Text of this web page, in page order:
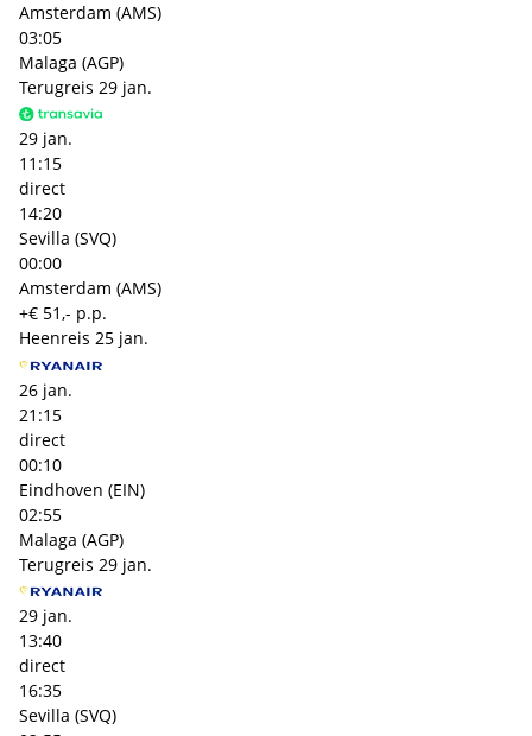
Amsterdam (AMS)
03:05
Malaga (AGP)
Terugreis 29 jan.
29 jan.
11:15
direct
14:20
Sevilla (SVQ)
00:00
Amsterdam (AMS)
+€ 51,- p.p.
Heenreis 25 jan.
26 jan.
21:15
direct
00:10
Eindhoven (EIN)
02:55
Malaga (AGP)
Terugreis 29 jan.
29 jan.
13:40
direct
16:35
Sevilla (SVQ)